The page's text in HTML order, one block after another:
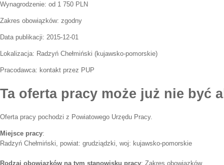
Wynagrodzenie: od 1 750 PLN
Zakres obowiązków: zgodny
Data publikacji: 2015-12-01
Lokalizacja: Radzyń Chełmiński (kujawsko-pomorskie)
Pracodawca: kontakt przez PUP
Ta oferta pracy może już nie być
Oferta pracy pochodzi z Powiatowego Urzędu Pracy.
Miejsce pracy:
Radzyń Chełmiński, powiat: grudziądzki, woj: kujawsko-pomorskie
Rodzaj obowiązków na tym stanowisku pracy: Zakres obowiązków